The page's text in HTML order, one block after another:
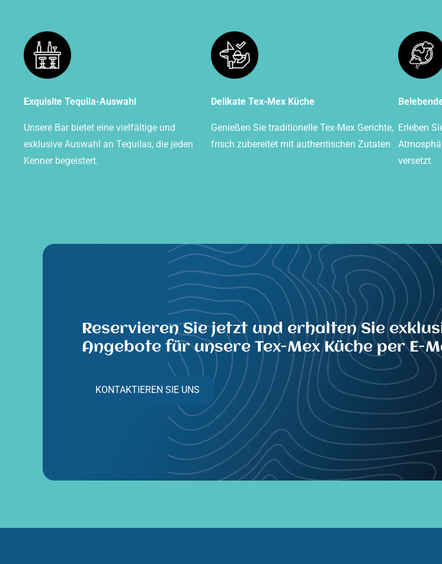
Exquisite Tequila-Auswahl
Unsere Bar bietet eine vielfältige und
exklusive Auswahl an Tequilas, die jeden
Kenner begeistert.
Delikate Tex-Mex Küche
Genießen Sie traditionelle Tex-Mex Gerichte,
frisch zubereitet mit authentischen Zutaten
Erleben
versetzt.
Reservieren Sie jetzt und erhalten Sie
Angebote für unsere Tex-Mex Küche per E-
KONTAKTIEREN SIE UNS